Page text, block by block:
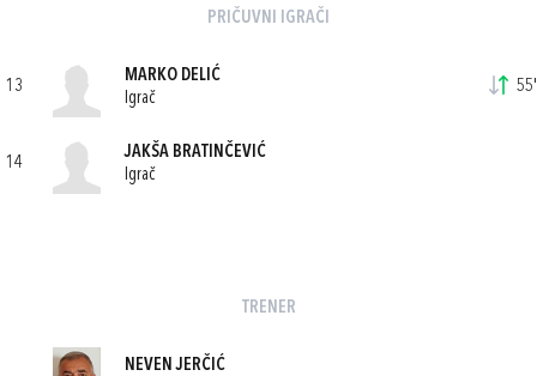
PRIČUVNI IGRAČI
13
MARKO DELIĆ
Igrač
55'
14
JAKŠA BRATINČEVIĆ
Igrač
TRENER
NEVEN JERČIĆ